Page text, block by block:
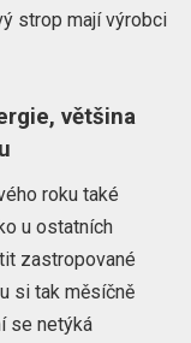
strop mají výrobci
většina
roku také
u ostatních
zastropované
si tak měsíčně
se netýká